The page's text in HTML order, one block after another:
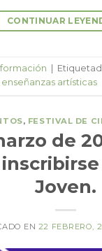
CONTINUAR
artísticas
, FESTIVAL DE
de
Joven.
EN 22 FEBRERO,